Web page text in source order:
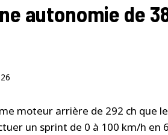
autonomie de
moteur arrière de 292 ch que
un sprint de 0 à 100 km/h en